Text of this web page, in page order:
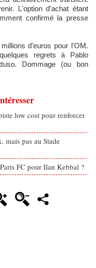
L'option d'achat étant
confirmé la presse
d'euros pour l'OM.
regrets à Pablo
Dommage (ou bon
low cost pour renforcer
mais pas au Stade
FC pour Ilan Kebbal ?